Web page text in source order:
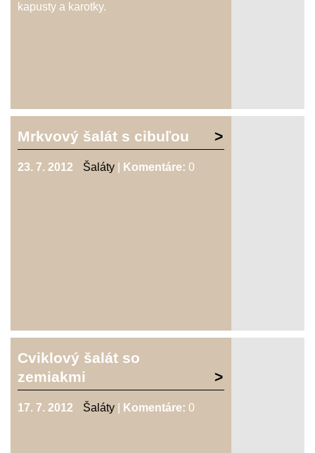
kapusty a karotky.
Mrkvový šalát s cibuľou
23. 7. 2012 Šaláty Komentáre: 0
Cviklový šalát so
zemiakmi
17. 7. 2012 Šaláty Komentáre: 0